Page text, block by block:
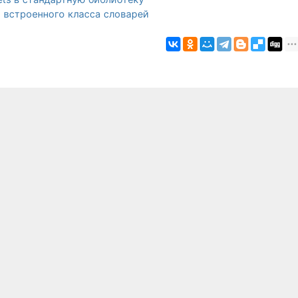
класса словарей